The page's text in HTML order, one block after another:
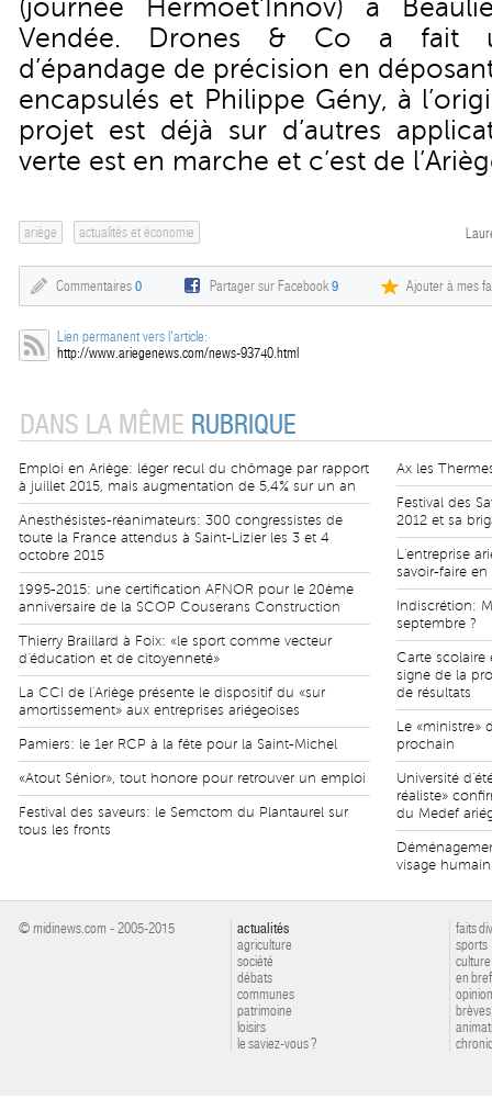
(journée Hermoet’Innov) à
Vendée. Drones & Co a fait
d’épandage de précision en
encapsulés et Philippe Gény, à
projet est déjà sur d’autres
verte est en marche et c’est de
ariège actualités et économie
Commentaires 0 Partager sur Facebook9 Ajouter à mes
Lien permanent vers l'article:
http://www.ariegenews.com/news-93740.html
DANS LA MÊME RUBRIQUE
Emploi en Ariège: léger recul du chômage par rapport
à juillet 2015, mais augmentation de 5,4% sur un an
Anesthésistes-réanimateurs: 300 congressistes de
toute la France attendus à Saint-Lizier les 3 et 4
octobre 2015
1995-2015: une certification AFNOR pour le 20ème
anniversaire de la SCOP Couserans Construction
Thierry Braillard à Foix: «le sport comme vecteur
d'éducation et de citoyenneté»
La CCI de l'Ariège présente le dispositif du «sur
amortissement» aux entreprises ariégeoises
Pamiers: le 1er RCP à la fête pour la Saint-Michel
«Atout Sénior», tout honore pour retrouver un emploi
Festival des saveurs: le Semctom du Plantaurel sur
tous les fronts
Ax les
Festival des
2012 et sa
L'entreprise
savoir-faire en
Indiscrétion:
septembre ?
Carte scolaire
signe de la
de résultats
Le «ministre»
prochain
Université
réaliste»
du Medef
visage
© midinews.com - 2005-2015
actualités
agriculture
société
débats
communes
patrimoine
loisirs
le saviez-vous ?
faits
sports
culture
en bref
brèves